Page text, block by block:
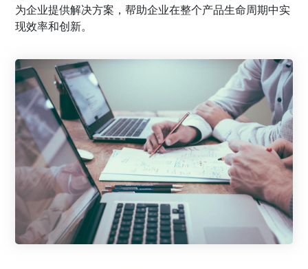
为企业提供解决方案，帮助企业在整个产品生命周期中实
现效率和创新。